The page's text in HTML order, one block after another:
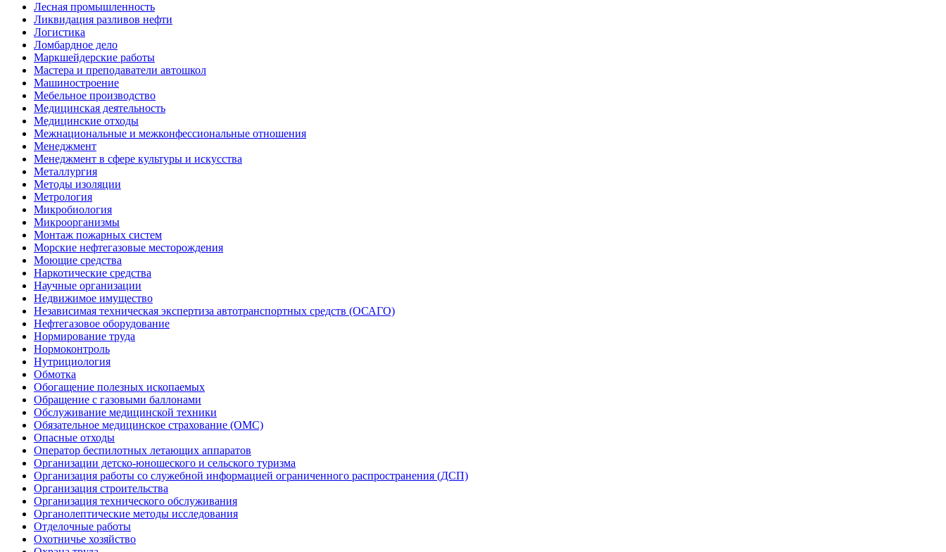
Лесная промышленность
Ликвидация разливов нефти
Логистика
Ломбардное дело
Маркшейдерские работы
Мастера и преподаватели автошкол
Машиностроение
Мебельное производство
Медицинская деятельность
Медицинские отходы
Межнациональные и межконфессиональные отношения
Менеджмент
Менеджмент в сфере культуры и искусства
Металлургия
Методы изоляции
Метрология
Микробиология
Микроорганизмы
Монтаж пожарных систем
Морские нефтегазовые месторождения
Моющие средства
Наркотические средства
Научные организации
Недвижимое имущество
Независимая техническая экспертиза автотранспортных средств (ОСАГО)
Нефтегазовое оборудование
Нормирование труда
Нормоконтроль
Нутрициология
Обмотка
Обогащение полезных ископаемых
Обращение с газовыми баллонами
Обслуживание медицинской техники
Обязательное медицинское страхование (ОМС)
Опасные отходы
Оператор беспилотных летающих аппаратов
Организации детско-юношеского и сельского туризма
Организация работы со служебной информацией ограниченного распространения (ДСП)
Организация строительства
Организация технического обслуживания
Органолептические методы исследования
Отделочные работы
Охотничье хозяйство